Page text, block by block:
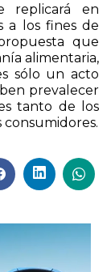
replicará en
a los fines de
que
alimentaria,
sólo un acto
prevalecer
tanto de los